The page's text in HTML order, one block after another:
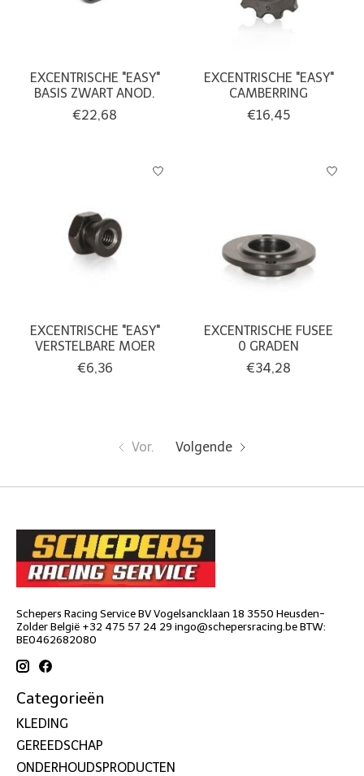
EXCENTRISCHE "EASY"
BASIS ZWART ANOD.
€22,68
EXCENTRISCHE "EASY"
CAMBERRING
€16,45
EXCENTRISCHE "EASY"
VERSTELBARE MOER
€6,36
EXCENTRISCHE FUSEE
0 GRADEN
€34,28
Vor. Volgende
Schepers Racing Service BV Vogelsancklaan 18 3550 Heusden-
Zolder België +32 475 57 24 29 ingo@schepersracing.beBTW:
BE0462682080
Categorieën
KLEDING
GEREEDSCHAP
ONDERHOUDSPRODUCTEN